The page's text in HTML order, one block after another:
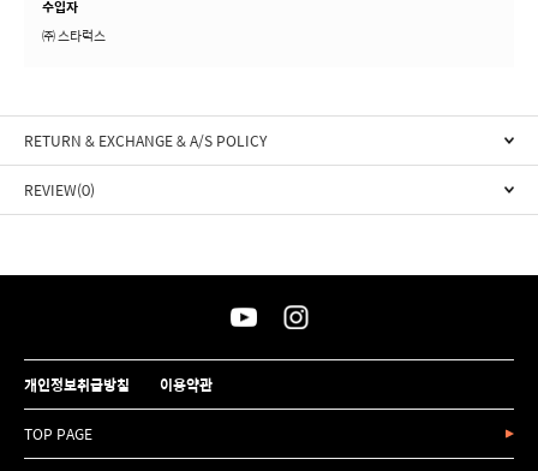
수입자
㈜ 스타럭스
RETURN & EXCHANGE & A/S POLICY
REVIEW(0)
개인정보취급방침 이용약관
TOP PAGE